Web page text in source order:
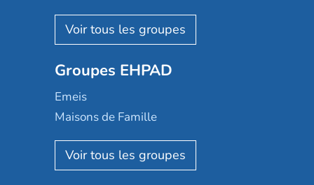
Nohée
Les Résidentiels
Mobicap
Domusvi
Happy Senior
Aquarelia
Nexity edenea
Groupes EHPAD
Emeis
Maisons de Famille
Korian
Emera